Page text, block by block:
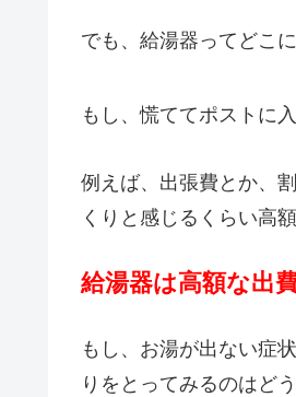
でも、給湯器ってどこ
もし、慌ててポストに
例えば、出張費とか、
くりと感じるくらい高
給湯器は高額な出
もし、お湯が出ない症
りをとってみるのはど